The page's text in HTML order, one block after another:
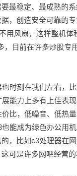
最稳定、最成熟的
，创造安全可靠的
用风扇，这样整机体
目前在许多炒股专
刻在我们左右，比
能力上多有上佳表
比，低噪音、低热
能成为绿色办公用
，比如c3处理器在
可是许多网吧经营的